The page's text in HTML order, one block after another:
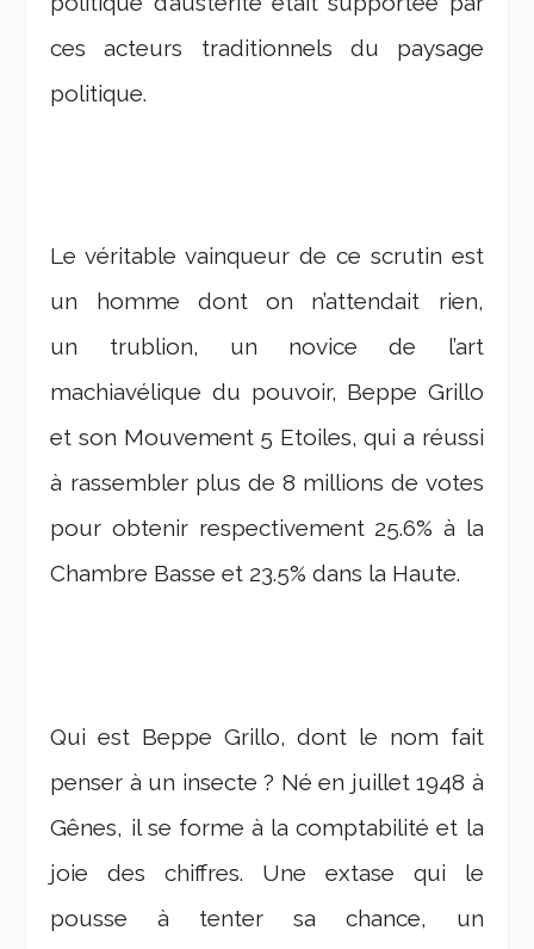
ces acteurs traditionnels du paysage
politique.
Le véritable vainqueur de ce scrutin est
un homme dont on n’attendait rien,
un trublion, un novice de l’art
machiavélique du pouvoir, Beppe Grillo
et son Mouvement 5 Etoiles, qui a réussi
à rassembler plus de 8 millions de votes
pour obtenir respectivement 25.6% à la
Chambre Basse et 23.5% dans la Haute.
Qui est Beppe Grillo, dont le nom fait
penser à un insecte ? Né en juillet 1948 à
Gênes, il se forme à la comptabilité et la
joie des chiffres. Une extase qui le
pousse à tenter sa chance, un